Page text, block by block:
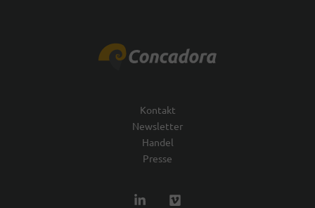
Kontakt
Newsletter
Handel
Presse